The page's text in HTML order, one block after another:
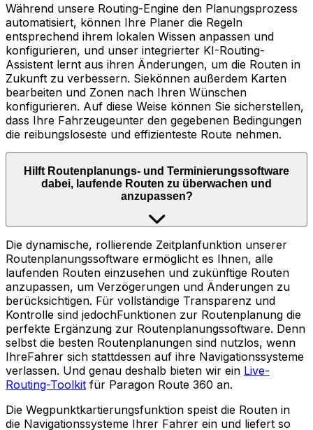
Während unsere Routing-Engine den Planungsprozess
automatisiert, können Ihre Planer die Regeln
entsprechend ihrem lokalen Wissen anpassen und
konfigurieren, und unser integrierter KI-Routing-
Assistent lernt aus ihren Änderungen, um die Routen in
Zukunft zu verbessern. Siekönnen außerdem Karten
bearbeiten und Zonen nach Ihren Wünschen
konfigurieren. Auf diese Weise können Sie sicherstellen,
dass Ihre Fahrzeugeunter den gegebenen Bedingungen
die reibungsloseste und effizienteste Route nehmen.
Hilft Routenplanungs- und Terminierungssoftware
dabei, laufende Routen zu überwachen und
anzupassen?
Die dynamische, rollierende Zeitplanfunktion unserer
Routenplanungssoftware ermöglicht es Ihnen, alle
laufenden Routen einzusehen und zukünftige Routen
anzupassen, um Verzögerungen und Änderungen zu
berücksichtigen. Für vollständige Transparenz und
Kontrolle sind jedochFunktionen zur Routenplanung die
perfekte Ergänzung zur Routenplanungssoftware. Denn
selbst die besten Routenplanungen sind nutzlos, wenn
IhreFahrer sich stattdessen auf ihre Navigationssysteme
verlassen. Und genau deshalb bieten wir ein Live-
Routing-Toolkit für Paragon Route 360 an.
Die Wegpunktkartierungsfunktion speist die Routen in
die Navigationssysteme Ihrer Fahrer ein und liefert so